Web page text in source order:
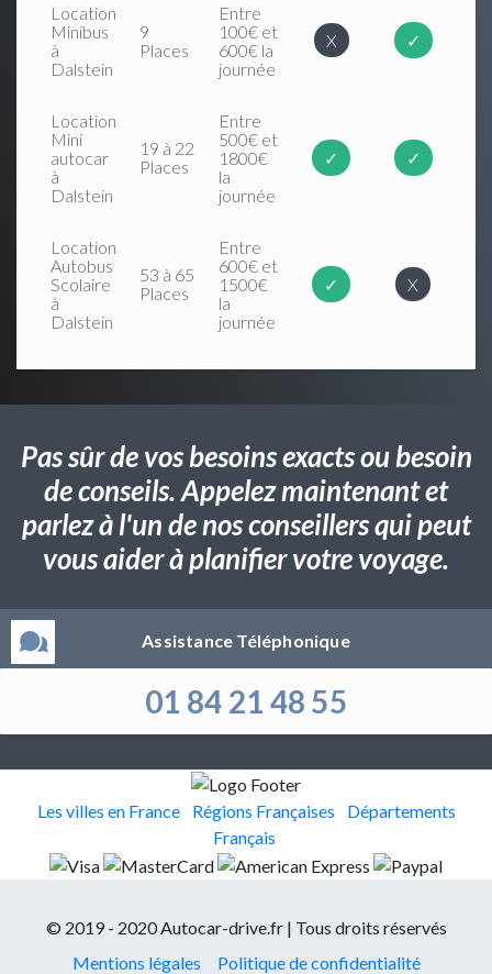
Location
Minibus
à
Dalstein
9
Places
Entre
100€ et
600€ la
journée
X ✓
Location
Mini
autocar
à
Dalstein
19 à 22
Places
Entre
500€ et
1800€
la
journée
✓ ✓
Location
Autobus
Scolaire
à
Dalstein
53 à 65
Places
Entre
600€ et
1500€
la
journée
✓ X
Pas sûr de vos besoins exacts ou besoin
de conseils. Appelez maintenant et
parlez à l'un de nos conseillers qui peut
vous aider à planifier votre voyage.
Assistance Téléphonique
01 84 21 48 55
Les villes en France Régions Françaises
Départements
Français
© 2019 - 2020 Autocar-drive.fr | Tous droits réservés
Mentions légales
Politique de confidentialité